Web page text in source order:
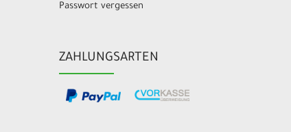
Passwort vergessen
ZAHLUNGSARTEN